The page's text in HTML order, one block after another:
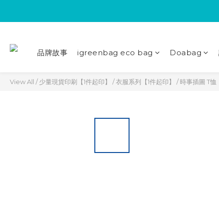
品牌故事 igreenbag eco bag Doabag
View All /少量現貨印刷【1件起印】 /衣服系列【1件起印】 /時事插圖 T恤